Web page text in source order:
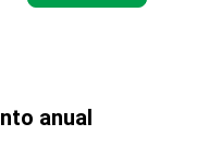
anual